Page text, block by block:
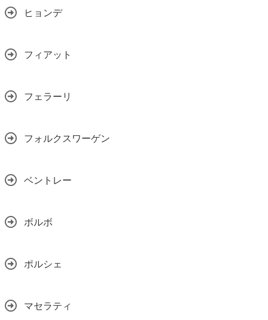
ヒョンデ
フィアット
フェラーリ
フォルクスワーゲン
ベントレー
ボルボ
ポルシェ
マセラティ